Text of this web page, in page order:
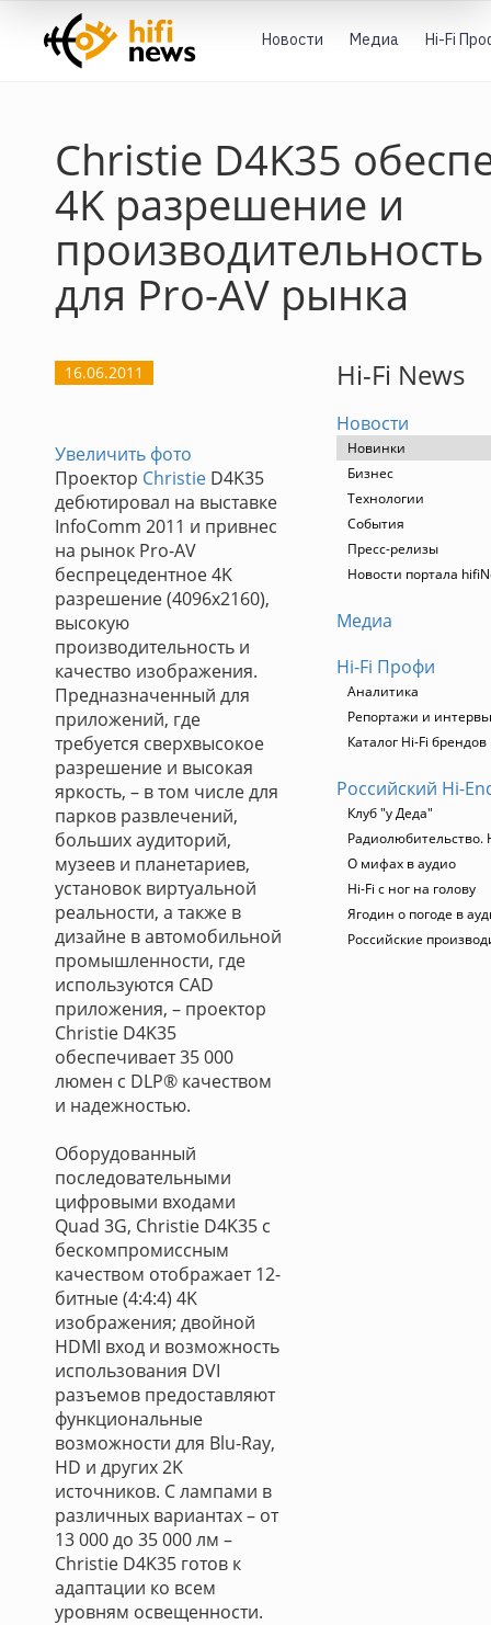
Новости Медиа Hi-Fi
Christie D4K35
4K разрешение и
для Pro-AV рынка
16.06.2011
Увеличить фото
Проектор Christie D4K35
дебютировал на выставке
InfoComm 2011 и привнес
на рынок Pro-AV
беспрецедентное 4K
разрешение (4096х2160),
высокую
производительность и
качество изображения.
Предназначенный для
приложений, где
требуется сверхвысокое
разрешение и высокая
яркость, – в том числе для
парков развлечений,
больших аудиторий,
музеев и планетариев,
установок виртуальной
реальности, а также в
дизайне в автомобильной
промышленности, где
используются CAD
приложения, – проектор
Christie D4K35
обеспечивает 35 000
люмен с DLP® качеством
и надежностью.
Оборудованный
последовательными
цифровыми входами
Quad 3G, Christie D4K35 с
бескомпромиссным
качеством отображает 12-
битные (4:4:4) 4K
изображения; двойной
HDMI вход и возможность
использования DVI
разъемов предоставляют
функциональные
возможности для Blu-Ray,
HD и других 2K
источников. С лампами в
различных вариантах – от
13 000 до 35 000 лм –
Christie D4K35 готов к
адаптации ко всем
уровням освещенности.
Hi-Fi News
Новости
Новинки
Бизнес
Технологии
События
Пресс-релизы
Новости портала
Медиа
Hi-Fi Профи
Аналитика
Репортажи и
Каталог Hi-Fi брендов
Российский Hi-
Клуб "у Деда"
Радиолюбительство.
О мифах в аудио
Hi-Fi с ног на голову
Ягодин о погоде в
Российские